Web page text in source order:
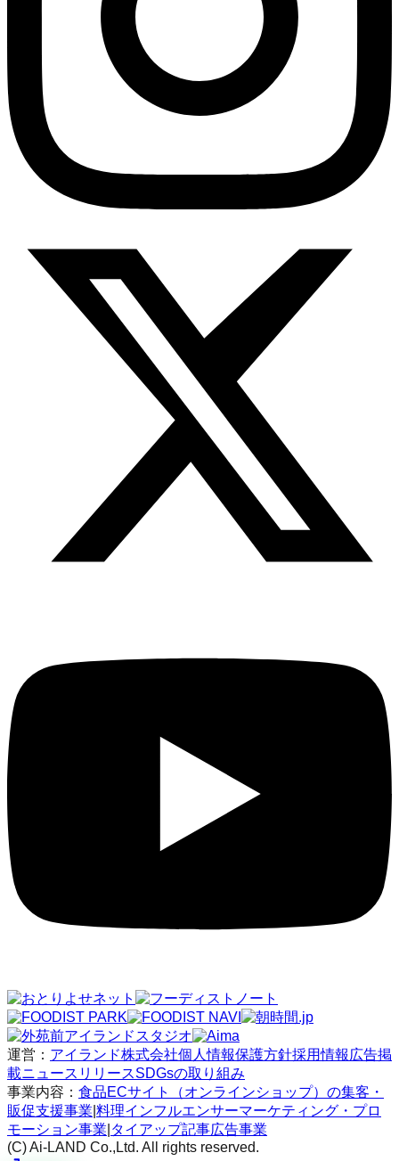
運営： アイランド株式会社個人情報保護方針採用情報 広告掲
載ニュースリリースSDGsの取り組み
事業内容： 食品ECサイト（オンラインショップ）の集客・
販促支援事業 料理インフルエンサーマーケティング・プロ
モーション事業 タイアップ記事広告事業
(C) Ai-LAND Co.,Ltd. All rights reserved.